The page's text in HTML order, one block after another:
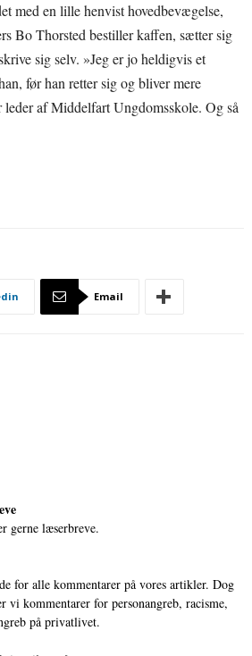
med en lille henvist hovedbevægelse,
Bo Thorsted bestiller kaffen, sætter sig
sig selv. »Jeg er jo heldigvis et
før han retter sig og bliver mere
af Middelfart Ungdomsskole. Og så
Email
gerne læserbreve.
for alle kommentarer på vores artikler. Dog
vi kommentarer for personangreb, racisme,
på privatlivet.